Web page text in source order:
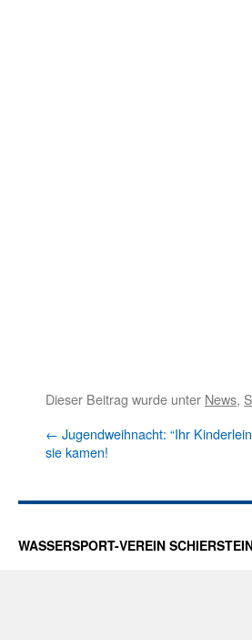
Dieser Beitrag wurde unter News,
← Jugendweihnacht: “Ihr
sie kamen!
WASSERSPORT-VEREIN